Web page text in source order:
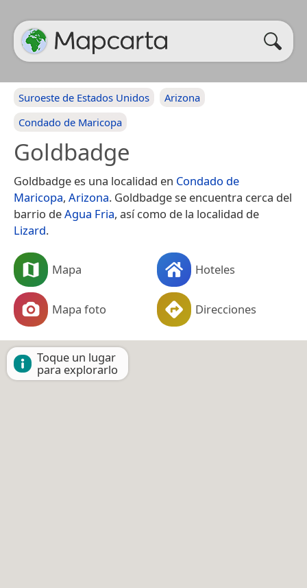
Suroeste de Estados Unidos
Arizona
Condado de Maricopa
Goldbadge
Goldbadge es una localidad en Condado de
Maricopa, Arizona. Goldbadge se encuentra cerca del
barrio deAgua Fria, así como de la localidad de
Lizard.
Mapa Hoteles
Mapa foto Direcciones
Toque un lugar
para explorarlo